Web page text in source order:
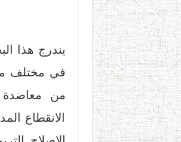
يندرج هذا
في مختلف
من معاضدة
الانقطاع